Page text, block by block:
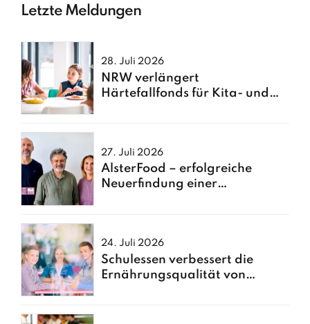
Letzte Meldungen
28. Juli 2026
NRW verlängert
Härtefallfonds für Kita- und
27. Juli 2026
AlsterFood – erfolgreiche
Neuerfindung einer
24. Juli 2026
Schulessen verbessert die
Ernährungsqualität von